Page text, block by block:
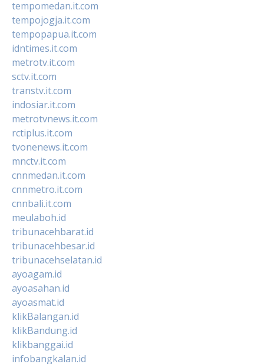
tempomedan.it.com
tempojogja.it.com
tempopapua.it.com
idntimes.it.com
metrotv.it.com
sctv.it.com
transtv.it.com
indosiar.it.com
metrotvnews.it.com
rctiplus.it.com
tvonenews.it.com
mnctv.it.com
cnnmedan.it.com
cnnmetro.it.com
cnnbali.it.com
meulaboh.id
tribunacehbarat.id
tribunacehbesar.id
tribunacehselatan.id
ayoagam.id
ayoasahan.id
ayoasmat.id
klikBalangan.id
klikBandung.id
klikbanggai.id
infobangkalan.id